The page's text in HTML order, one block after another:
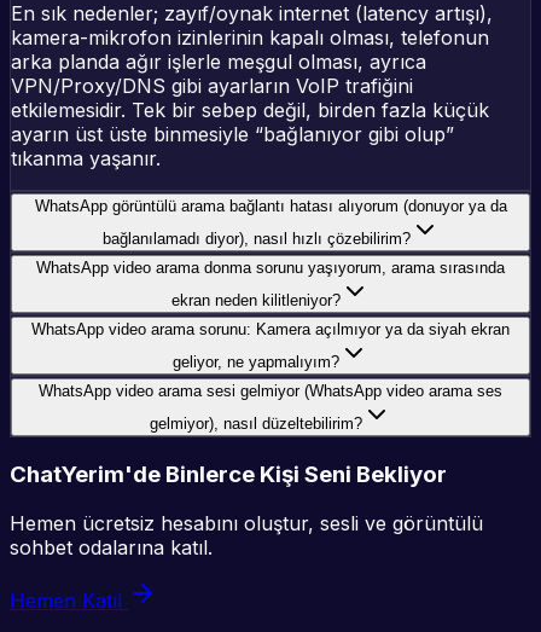
En sık nedenler; zayıf/oynak internet (latency artışı),
kamera-mikrofon izinlerinin kapalı olması, telefonun
arka planda ağır işlerle meşgul olması, ayrıca
VPN/Proxy/DNS gibi ayarların VoIP trafiğini
etkilemesidir. Tek bir sebep değil, birden fazla küçük
ayarın üst üste binmesiyle “bağlanıyor gibi olup”
tıkanma yaşanır.
WhatsApp görüntülü arama bağlantı hatası alıyorum (donuyor ya da
bağlanılamadı diyor), nasıl hızlı çözebilirim?
WhatsApp video arama donma sorunu yaşıyorum, arama sırasında
ekran neden kilitleniyor?
WhatsApp video arama sorunu: Kamera açılmıyor ya da siyah ekran
geliyor, ne yapmalıyım?
WhatsApp video arama sesi gelmiyor (WhatsApp video arama ses
gelmiyor), nasıl düzeltebilirim?
ChatYerim'de Binlerce Kişi Seni Bekliyor
Hemen ücretsiz hesabını oluştur, sesli ve görüntülü
sohbet odalarına katıl.
Hemen Katıl